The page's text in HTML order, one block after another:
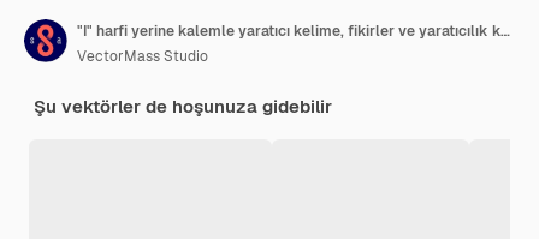
"I" harfi yerine kalemle yaratıcı kelime, fikirler ve yaratıcılık konsepti, özel yazı tipiyle yapılmış vektör kavramsal logo veya poster.
VectorMass Studio
Şu vektörler de hoşunuza gidebilir